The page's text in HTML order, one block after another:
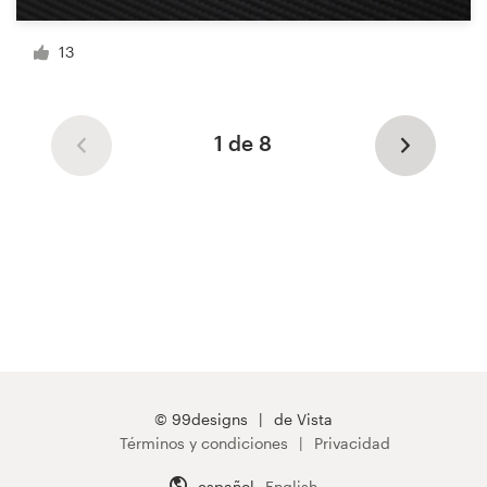
13
1 de 8
© 99designs
de Vista
Términos y condiciones
Privacidad